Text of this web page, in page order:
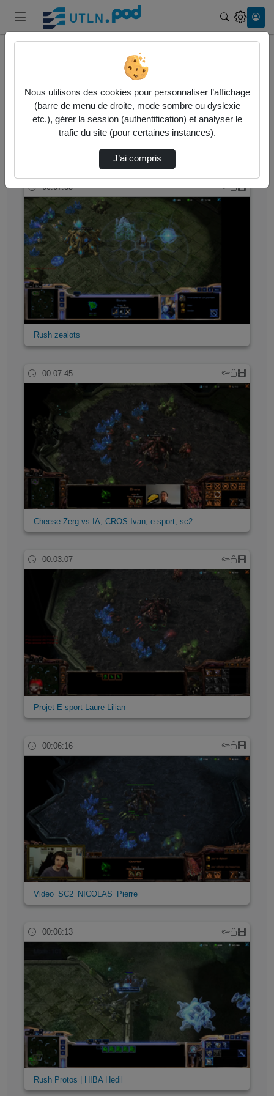
15 vidéos trouvées
Audio Vidéo Statistiques de vues
00:07:35
Rush zealots
00:07:45
Cheese Zerg vs IA, CROS Ivan, e-sport, sc2
00:03:07
Projet E-sport Laure Lilian
00:06:16
Video_SC2_NICOLAS_Pierre
00:06:13
Rush Protos | HIBA Hedil
Nous utilisons des cookies pour personnaliser l’affichage
(barre de menu de droite, mode sombre ou dyslexie
etc.), gérer la session (authentification) et analyser le
trafic du site (pour certaines instances).
J’ai compris